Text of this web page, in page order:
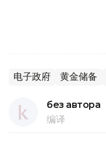
电子政府 黄金储备
без автора
编译